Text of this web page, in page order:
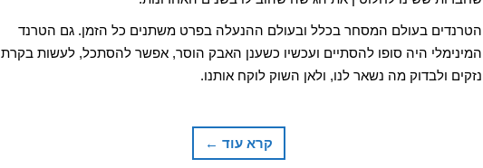
הטרנדים בעולם המסחר בכלל ובעולם ההנעלה בפרט משתנים כל הזמן. גם הטרנד
המינימלי היה סופו להסתיים ועכשיו כשענן האבק הוסר, אפשר להסתכל, לעשות בקרת
נזקים ולבדוק מה נשאר לנו, ולאן השוק לוקח אותנו.
קרא עוד ←